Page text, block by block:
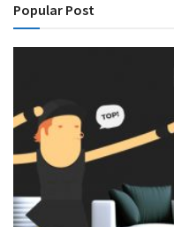
Popular Post